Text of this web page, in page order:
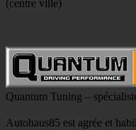
(centre ville)
Quantum Tuning –
Autohaus85 est agrée et